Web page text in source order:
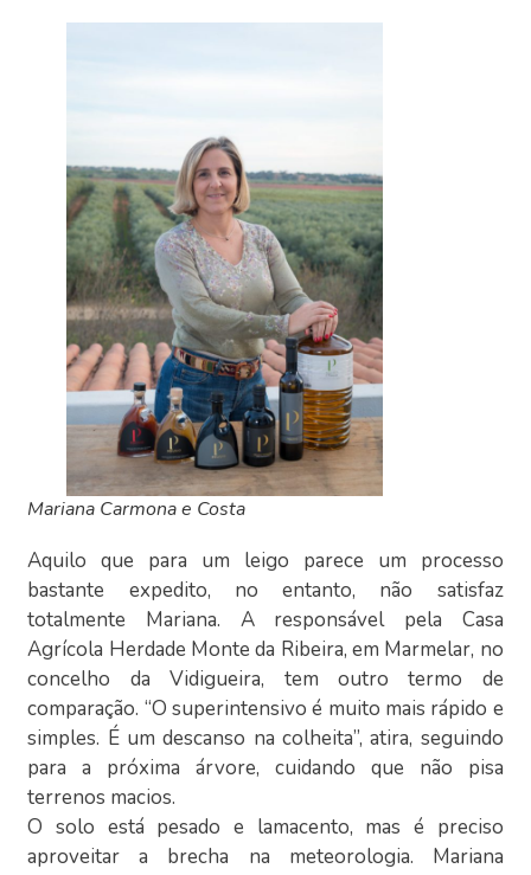
Mariana Carmona e Costa
Aquilo que para um leigo parece um processo
bastante expedito, no entanto, não satisfaz
totalmente Mariana. A responsável pela Casa
Agrícola Herdade Monte da Ribeira, em Marmelar, no
concelho da Vidigueira, tem outro termo de
comparação. “O superintensivo é muito mais rápido e
simples. É um descanso na colheita”, atira, seguindo
para a próxima árvore, cuidando que não pisa
terrenos macios.
O solo está pesado e lamacento, mas é preciso
aproveitar a brecha na meteorologia. Mariana